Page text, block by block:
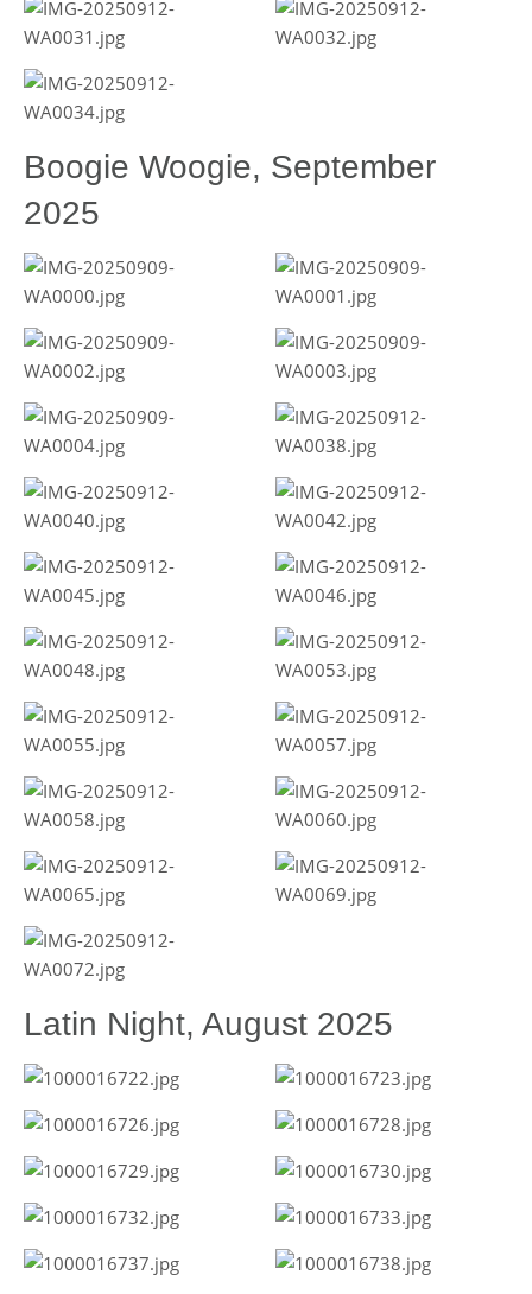
Boogie Woogie, September
2025
Latin Night, August 2025